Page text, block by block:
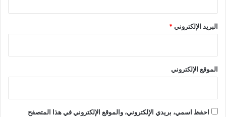
البريد الإلكتروني*
الموقع الإلكتروني
احفظ اسمي، بريدي الإلكتروني، والموقع الإلكتروني في هذا المتصفح